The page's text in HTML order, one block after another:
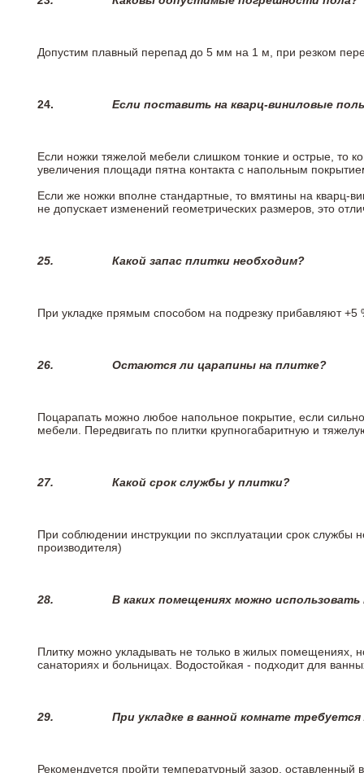
Допустим плавный перепад до 5 мм на 1 м, при резком
24. Если поставить на кварц-виниловые
Если ножки тяжелой мебели слишком тонкие и острые, то
увеличения площади пятна контакта с напольным
Если же ножки вполне стандартные, то вмятины на кварц-
не допускает изменений геометрических размеров, это
25. Какой запас плитки необходим?
При укладке прямым способом на подрезку прибавляют +5
26. Остаются ли царапины на плитке?
Поцарапать можно любое напольное покрытие, если
мебели. Передвигать по плитки крупногабаритную и
27. Какой срок службы у плитки?
При соблюдении инструкции по эксплуатации срок
производителя)
28. В каких помещениях можно
Плитку можно укладывать не только в жилых помещениях,
санаториях и больницах. Водостойкая - подходит для
29. При укладке в ванной комнате
Рекомендуется пройти температурный зазор,